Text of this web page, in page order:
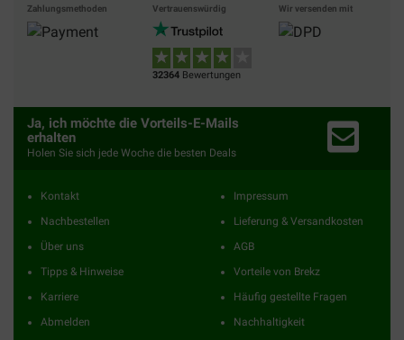
Zahlungsmethoden Vertrauenswürdig
32364 Bewertungen
Wir versenden mit
Ja, ich möchte die Vorteils-E-Mails
erhalten
Holen Sie sich jede Woche die besten Deals
Kontakt
Nachbestellen
Über uns
Tipps & Hinweise
Karriere
Abmelden
Impressum
Lieferung & Versandkosten
AGB
Vorteile von Brekz
Häufig gestellte Fragen
Nachhaltigkeit